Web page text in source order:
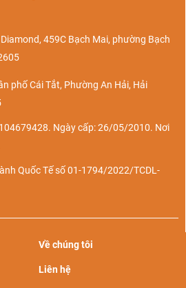
459C Bạch Mai, phường Bạch
phố Cái Tắt, Phường An Hải, Hải
Ngày cấp: 26/05/2010. Nơi
Quốc Tế số 01-1794/2022/TCDL-
Về chúng tôi
Liên hệ